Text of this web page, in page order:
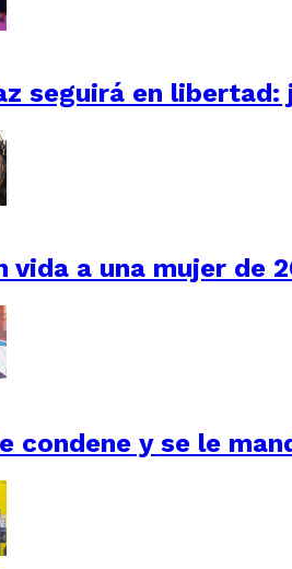
seguirá en
vida a una mujer de
condene y se le